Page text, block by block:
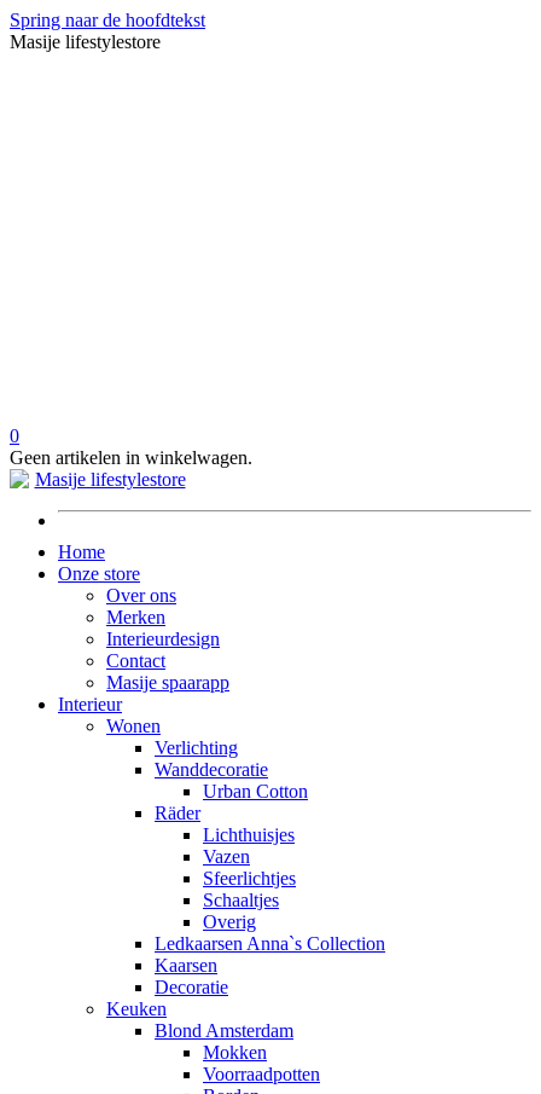
Spring naar de hoofdtekst
Masije lifestylestore
0
Geen artikelen in winkelwagen.
Home
Onze store
Over ons
Merken
Interieurdesign
Contact
Masije spaarapp
Interieur
Wonen
Verlichting
Wanddecoratie
Urban Cotton
Räder
Lichthuisjes
Vazen
Sfeerlichtjes
Schaaltjes
Overig
Ledkaarsen Anna`s Collection
Kaarsen
Decoratie
Keuken
Blond Amsterdam
Mokken
Voorraadpotten